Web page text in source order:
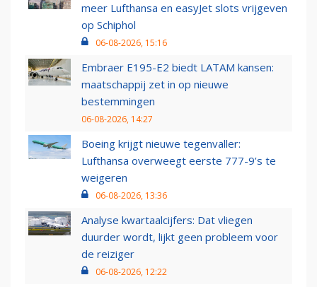
meer Lufthansa en easyJet slots vrijgeven
op Schiphol
06-08-2026, 15:16
Embraer E195-E2 biedt LATAM kansen:
maatschappij zet in op nieuwe
bestemmingen
06-08-2026, 14:27
Boeing krijgt nieuwe tegenvaller:
Lufthansa overweegt eerste 777-9’s te
weigeren
06-08-2026, 13:36
Analyse kwartaalcijfers: Dat vliegen
duurder wordt, lijkt geen probleem voor
de reiziger
06-08-2026, 12:22